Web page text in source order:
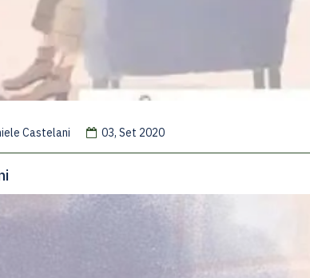
Castelani 03, Set 2020